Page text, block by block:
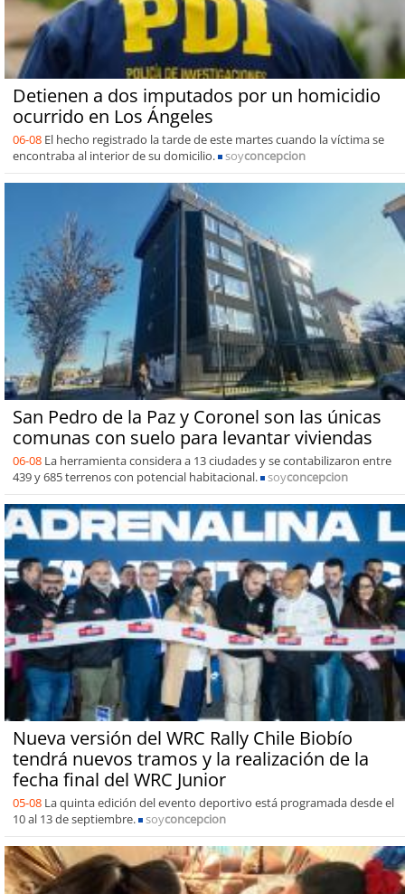
Detienen a dos imputados por un homicidio
ocurrido en Los Ángeles
06-08 El hecho registrado la tarde de este martes cuando la víctima se
encontraba al interior de su domicilio.
soyconcepcion
San Pedro de la Paz y Coronel son las únicas
comunas con suelo para levantar viviendas
06-08 La herramienta considera a 13 ciudades y se contabilizaron entre
439 y 685 terrenos con potencial habitacional.
soyconcepcion
Nueva versión del WRC Rally Chile Biobío
tendrá nuevos tramos y la realización de la
fecha final del WRC Junior
05-08 La quinta edición del evento deportivo está programada desde el
10 al 13 de septiembre.
soyconcepcion